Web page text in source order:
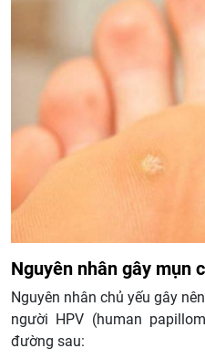
Nguyên nhân gây mụn
Nguyên nhân chủ yếu gây
người HPV (human
đường sau: